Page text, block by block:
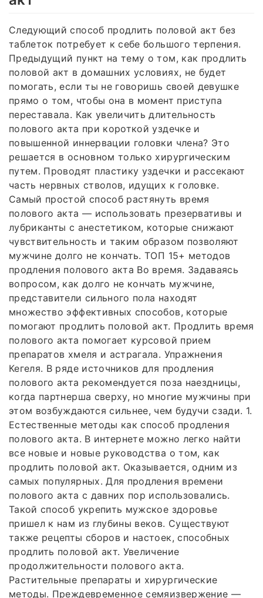
Следующий способ продлить половой акт без
таблеток потребует к себе большого терпения.
Предыдущий пункт на тему о том, как продлить
половой акт в домашних условиях, не будет
помогать, если ты не говоришь своей девушке
прямо о том, чтобы она в момент приступа
переставала. Как увеличить длительность
полового акта при короткой уздечке и
повышенной иннервации головки члена? Это
решается в основном только хирургическим
путем. Проводят пластику уздечки и рассекают
часть нервных стволов, идущих к головке.
Самый простой способ растянуть время
полового акта — использовать презервативы и
лубриканты с анестетиком, которые снижают
чувствительность и таким образом позволяют
мужчине долго не кончать. ТОП 15+ методов
продления полового акта Во время. Задаваясь
вопросом, как долго не кончать мужчине,
представители сильного пола находят
множество эффективных способов, которые
помогают продлить половой акт. Продлить время
полового акта помогает курсовой прием
препаратов хмеля и астрагала. Упражнения
Кегеля. В ряде источников для продления
полового акта рекомендуется поза наездницы,
когда партнерша сверху, но многие мужчины при
этом возбуждаются сильнее, чем будучи сзади. 1.
Естественные методы как способ продления
полового акта. В интернете можно легко найти
все новые и новые руководства о том, как
продлить половой акт. Оказывается, одним из
самых популярных. Для продления времени
полового акта с давних пор использовались.
Такой способ укрепить мужское здоровье
пришел к нам из глубины веков. Существуют
также рецепты сборов и настоек, способных
продлить половой акт. Увеличение
продолжительности полового акта.
Растительные препараты и хирургические
методы. Преждевременное семяизвержение —